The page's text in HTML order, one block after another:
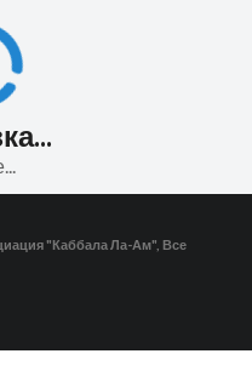
"Каббала Ла-Ам", Все